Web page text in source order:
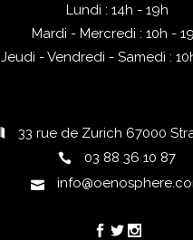
Lundi : 14h - 19h
Mardi - Mercredi : 10h -
Jeudi - Vendredi - Samedi :
33 rue de Zurich 67000
03 88 36 10 87